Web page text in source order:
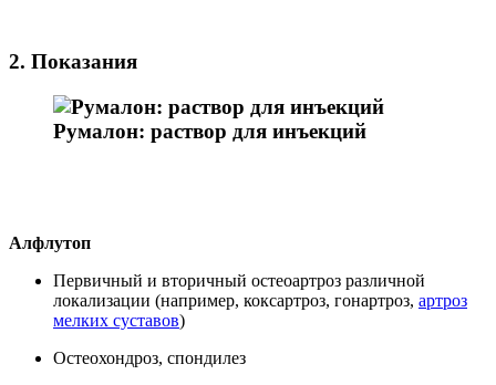
2. Показания
Румалон: раствор для инъекций
Алфлутоп
Первичный и вторичный остеоартроз различной
локализации (например, коксартроз, гонартроз, артроз
мелких суставов)
Остеохондроз, спондилез